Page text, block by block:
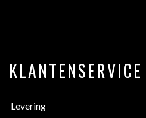
KLANTENSERVICE
Levering